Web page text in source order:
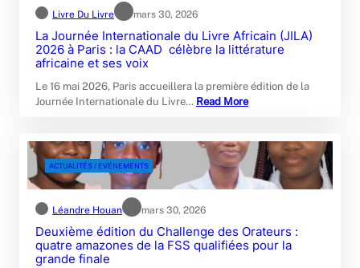
Livre Du Livre mars 30, 2026
La Journée Internationale du Livre Africain (JILA)
2026 à Paris : la CAAD célèbre la littérature
africaine et ses voix
Le 16 mai 2026, Paris accueillera la première édition de la
Journée Internationale du Livre… Read More
ACTUALITÉS / EVÉNEMENTS
Léandre Houan mars 30, 2026
Deuxième édition du Challenge des Orateurs :
quatre amazones de la FSS qualifiées pour la
grande finale